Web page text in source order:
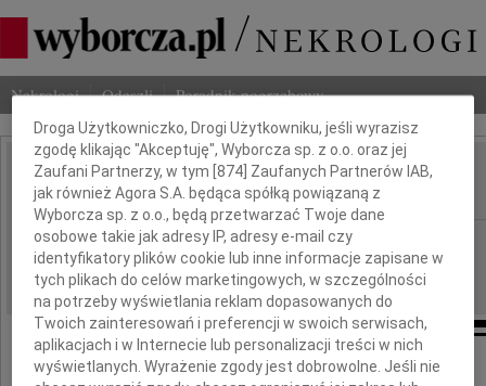
Nekrologi Odeszli Poradnik pogrzebowy
IMIĘ I NAZWISKO: Jan Koszur
REGION: Warszawa
DATA EMISJI: 27.11.2019
Dbamy o Twoją prywatność
Droga Użytkowniczko, Drogi Użytkowniku, jeśli wyrazisz
zgodę klikając "Akceptuję", Wyborcza sp. z o.o. oraz jej
Zaufani Partnerzy, w tym [874 ] Zaufanych Partnerów IAB,
jak również Agora S.A. będąca spółką powiązaną z
Wyborcza sp. z o.o., będą przetwarzać Twoje dane
osobowe takie jak adresy IP, adresy e-mail czy
identyfikatory plików cookie lub inne informacje zapisane w
tych plikach do celów marketingowych, w szczególności
na potrzeby wyświetlania reklam dopasowanych do
Twoich zainteresowań i preferencji w swoich serwisach,
aplikacjach i w Internecie lub personalizacji treści w nich
wyświetlanych. Wyrażenie zgody jest dobrowolne. Jeśli nie